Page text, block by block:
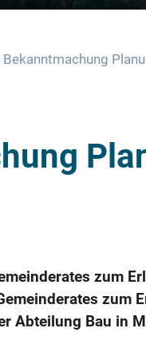
zum
zum
Abteilung Bau in